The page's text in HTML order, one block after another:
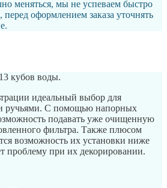
меняться, мы не успеваем быстро
оформлением заказа уточнять
кубов воды.
идеальный выбор для
ручьями. С помощью напорных
подавать уже очищенную
фильтра. Также плюсом
возможность их установки ниже
проблему при их декорировании.